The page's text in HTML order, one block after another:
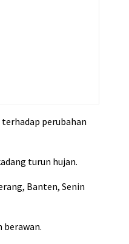
perubahan
turun hujan.
Banten, Senin
berawan.